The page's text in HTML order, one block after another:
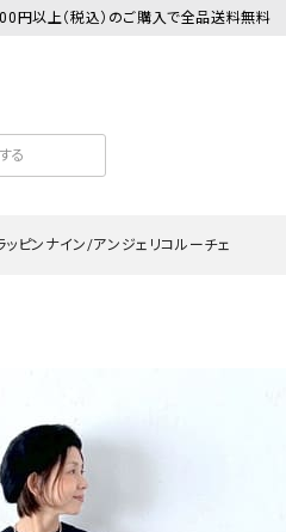
円以上（税込）のご購入で全品送料無料
ッピンナイン/アンジェリコルーチェ